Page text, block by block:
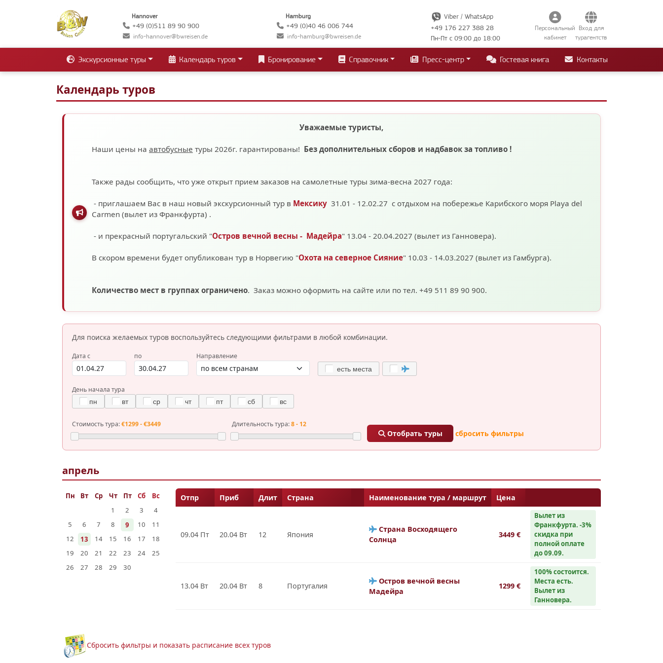
Hannover
+49 (0)511 89 90 900
info-hannover@bwreisen.de
Hamburg
+49 (0)40 46 006 744
info-hamburg@bwreisen.de
Viber / WhatsApp
+49 176 227 388 28
Пн-Пт с 09:00 до 18:00
Персональный
кабинет
Вход для
турагентств
Экскурсионные туры Календарь туров Бронирование Справочник Пресс-центр Гостевая книга Контакты
Календарь туров
Уважаемые туристы,
Наши цены на автобусные туры 2026г. гарантированы! Без дополнительных сборов и надбавок за топливо !
Также рады сообщить, что уже открыт прием заказов на самолетные туры зима-весна 2027 года:
- приглашаем Вас в наш новый экскурсионный тур в Мексику 31.01 - 12.02.27 с отдыхом на побережье Карибского моря Playa del
Carmen (вылет из Франкфурта) .
- и прекрасный португальский "Остров вечной весны - Мадейра" 13.04 - 20.04.2027 (вылет из Ганновера).
В скором времени будет опубликован тур в Норвегию "Охота на северное Сияние" 10.03 - 14.03.2027 (вылет из Гамбурга).
Количество мест в группах ограничено. Заказ можно оформить на сайте или по тел. +49 511 89 90 900.
Для поиска желаемых туров воспользуйтесь следующими фильтрами в любой комбинации.
Дата с по Направление
есть места
День начала тура
пн вт ср чт пт сб вс
Стоимость тура:€1299 - €3449 Длительность тура:8 - 12
Отобрать туры сбросить фильтры
апрель
Пн Вт Ср Чт Пт Сб
Вс
1
2 3
4
5
6 7 8 9 10
11
12
13 14 15 16 17
18
19
20 21 22 23 24
25
26
27 28 29 30
Отпр Приб Длит Страна Наименование тура / маршрут Цена
09.04 Пт 20.04 Вт 12 Япония
Страна Восходящего
Солнца
3449 €
Вылет из
Франкфурта. -3%
скидка при
полной оплате
до 09.09.
13.04 Вт 20.04 Вт 8 Португалия
Остров вечной весны
Мадейра
1299 €
100% состоится.
Места есть.
Вылет из
Ганновера.
Сбросить фильтры и показать расписание всех туров